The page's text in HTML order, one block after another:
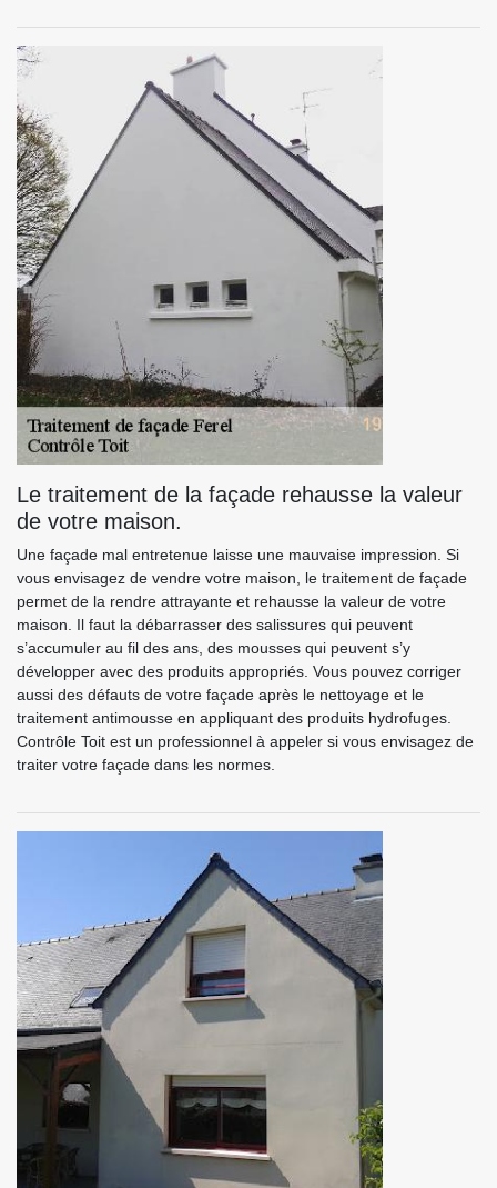
Le traitement de la façade rehausse la valeur
de votre maison.
Une façade mal entretenue laisse une mauvaise impression. Si
vous envisagez de vendre votre maison, le traitement de façade
permet de la rendre attrayante et rehausse la valeur de votre
maison. Il faut la débarrasser des salissures qui peuvent
s’accumuler au fil des ans, des mousses qui peuvent s’y
développer avec des produits appropriés. Vous pouvez corriger
aussi des défauts de votre façade après le nettoyage et le
traitement antimousse en appliquant des produits hydrofuges.
Contrôle Toit est un professionnel à appeler si vous envisagez de
traiter votre façade dans les normes.